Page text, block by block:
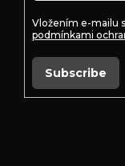
Vložením e-mailu
podmínkami
Subscribe